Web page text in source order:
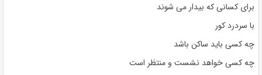
برای کسانی که بیدار می شوند
با سردرد کور
چه کسی باید ساکن باشد
چه کسی خواهد نشست و منتظر است